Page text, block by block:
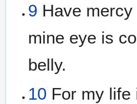
9 Have
mine eye is
belly.
10 For my life